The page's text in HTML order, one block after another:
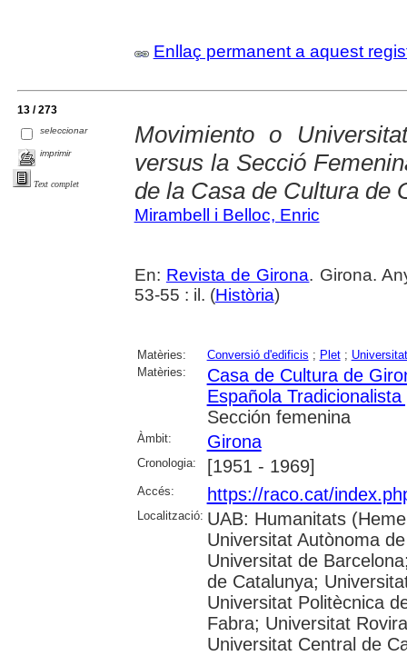
Enllaç permanent a aquest
13 / 273
seleccionar
imprimir
Text complet
Movimiento o
versus la Secció
de la Casa de Cultura de
Mirambell i Belloc, Enric
En: Revista de Girona. Girona.
53-55 : il. (Història)
Matèries: Conversió d'edificis ; Plet;
Matèries:
Casa de Cultura de
Española
Sección femenina
Àmbit: Girona
Cronologia: [1951 - 1969]
Accés: https://raco.cat/
Localització: UAB: Humanitats
Universitat Autònoma
Universitat de
de Catalunya;
Universitat Politècnica
Fabra; Universitat
Universitat Central de